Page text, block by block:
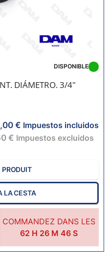
DIÁMETRO. 3/4"
COMMANDEZ DANS LES
62 H 26 M45 S
DISPONIBLE
€ Impuestos incluidos
€ Impuestos excluidos
PRODUIT
LA CESTA